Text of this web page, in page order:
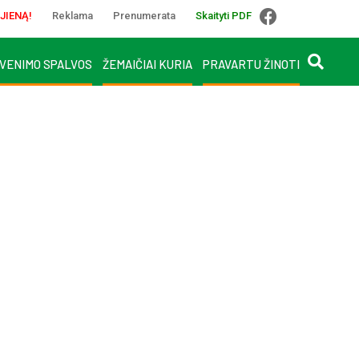
Reklama Prenumerata Skaityti PDF
SPALVOS ŽEMAIČIAI KURIA PRAVARTU ŽINOTI